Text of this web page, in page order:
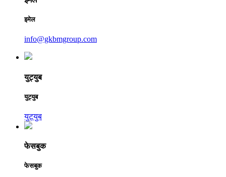
इमेल
info@gkbmgroup.com
युट्युब
युट्युब
युट्युब
फेसबुक
फेसबुक